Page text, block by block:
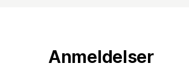
Anmeldelser